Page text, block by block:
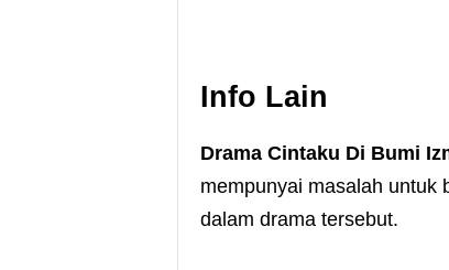
Info Lain
Drama Cintaku Di Bumi
mempunyai masalah untuk
dalam drama tersebut.